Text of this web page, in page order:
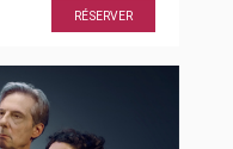
RÉSERVER